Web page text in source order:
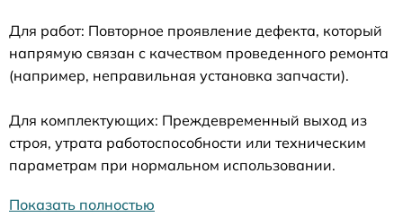
Для работ: Повторное проявление дефекта, который
напрямую связан с качеством проведенного ремонта
(например, неправильная установка запчасти).
Для комплектующих: Преждевременный выход из
строя, утрата работоспособности или техническим
параметрам при нормальном использовании.
Показать полностью